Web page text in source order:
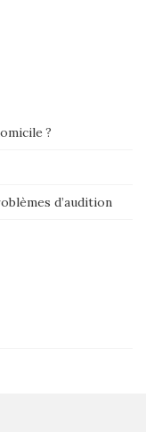
?
d’audition